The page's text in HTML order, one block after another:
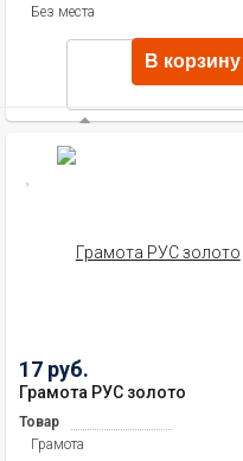
Без места
В корзину
17 руб.
Грамота РУС золото
Товар
Грамота